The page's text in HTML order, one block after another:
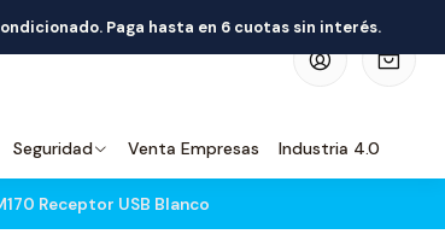
Seguridad Venta Empresas Industria 4.0
Paga hasta en 6 cuotas sin interés.
Receptor USB Blanco